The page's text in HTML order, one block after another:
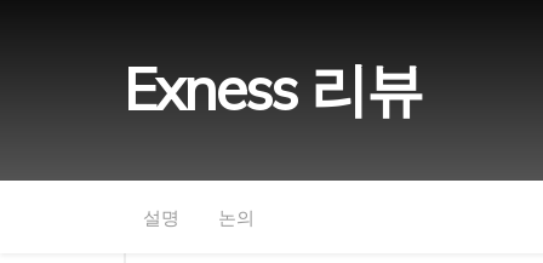
설명 논의
Exness 리뷰